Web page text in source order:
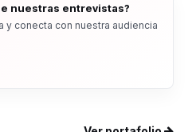
nuestras entrevistas?
y conecta con nuestra audiencia